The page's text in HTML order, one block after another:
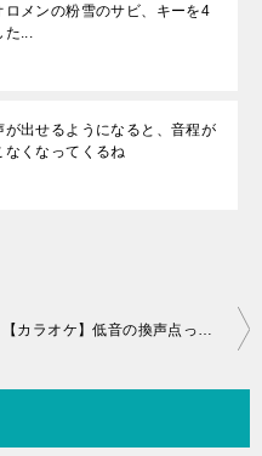
ロメンの粉雪のサビ、キーを4
た...
が出せるようになると、音程が
くなってくるね
【カラオケ】低音の換声点ってどこなんだろうか